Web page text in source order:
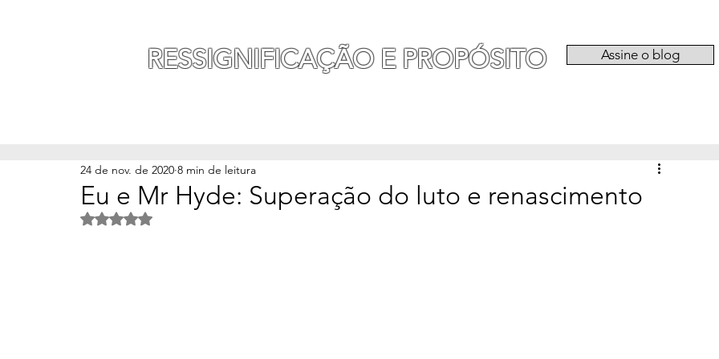
RESSIGNIFICAÇÃO E PROPÓSITO Assine o blog
Eu e Mr Hyde: Superação do luto e renascimento
24 de nov. de 2020 8 min de leitura
Avaliado com NaN de 5 estrelas.